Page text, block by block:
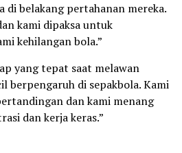
di belakang pertahanan mereka.
kami dipaksa untuk
kehilangan bola.”
yang tepat saat melawan
berpengaruh di sepakbola. Kami
dan kami menang
dan kerja keras.”